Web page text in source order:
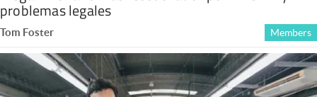
problemas legales
Tom Foster Members